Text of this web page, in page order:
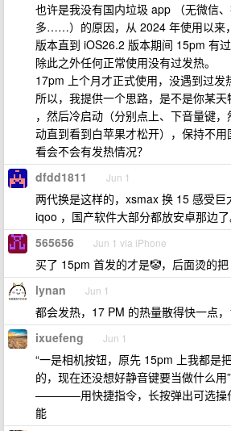
也许是我没有国内垃圾 app （无微信
多……）的原因，从 2024 年使用以来
版本直到 iOS26.2 版本期间 15pm 有过
除此之外任何正常使用没有过发热。
17pm 上个月才正式使用，没遇到过发
所以，我提供一个思路，是不是你某
，然后冷启动（分别点上、下音量键
动直到看到白苹果才松开），保持不
看会不会有发热情况？
dfdd1811 Jun 1
两代换是这样的，xsmax 换 15 感受
iqoo ，国产软件大部分都放安卓那边了
565656 Jun 1 via iPhone
买了 15pm 首发的才是🤡，后面烫的
lynan Jun 1
都会发热，17 PM 的热量散得快一点
ixuefeng Jun 1
“一是相机按钮，原先 15pm 上我都是
的，现在还没想好静音键要当做什么用”
————用快捷指令，长按弹出可选操
能